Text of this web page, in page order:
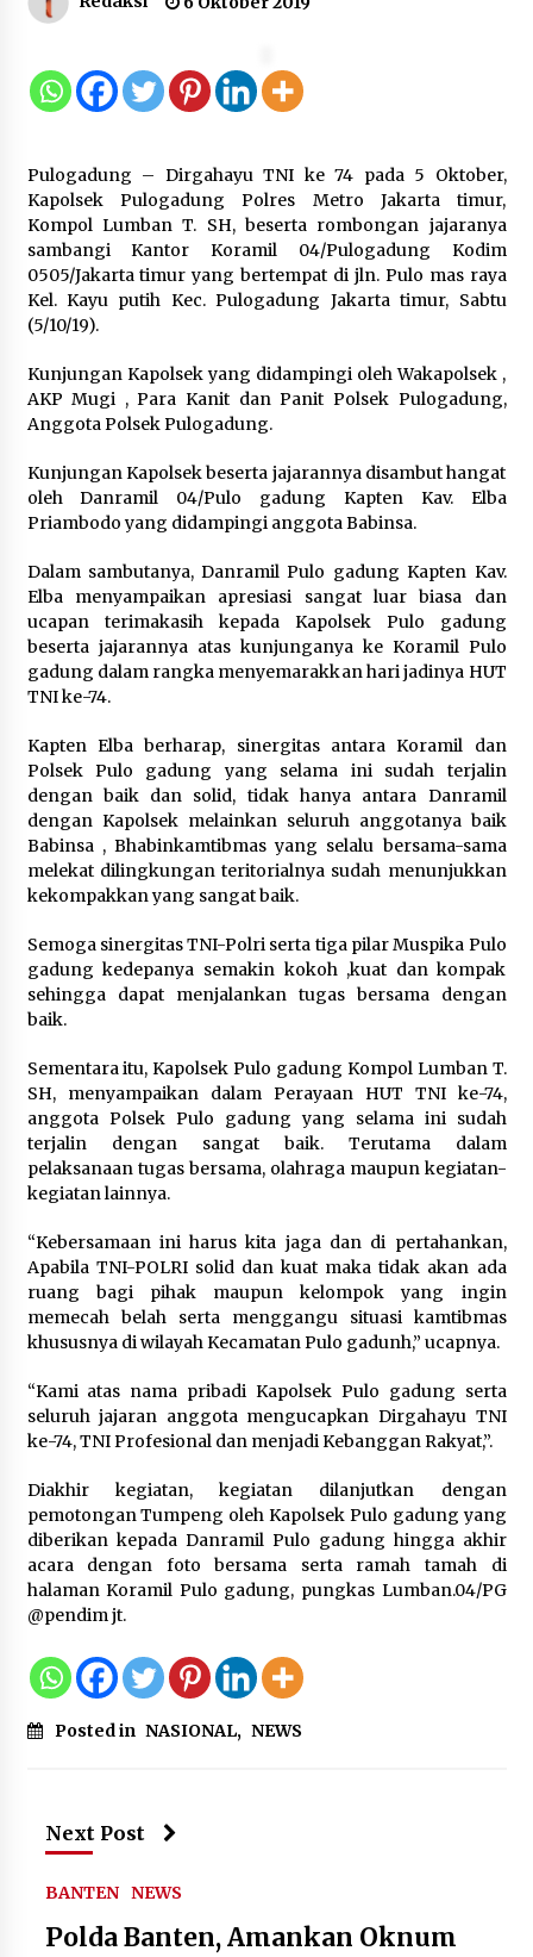
Kesehatan Gratis dan Skrining TB
Lanjutan
Kemenkum Malut Dorong
Perlindungan Hak Cipta Musik di Era
Digital, Sosialisasikan Pencatatan
Gratis dan Penguatan Royalti
6 Agustus 2026
Dikunjungi PWI, Wawan Fauzi: Peran
Media Bisa Berdampak Besar
hingga Fatal
Korupsi Rp5,49 Miliar: Sewa Pesawat
Fiktif, Eks VP Angkasa Pura Kargo
Ditahan
6 Agustus 2026
Listrik, Wapres Dorong Link and
Match Pendidikan–Industri
5 Agustus 2026
Marak Kecelakaan Kapal, Puan
Transportasi Laut
5 Agustus 2026
Di Forum Internasional Majelis
Persaudaraan Manusia, Megawati
Soekarnoputri Tegaskan
Kepemimpinan Perempuan Bukan
Dominasi, Tapi Merawat Dan
5 Agustus 2026
Jokowi Tetap Disambut Hangat di
NTT, Ahmad Ali: Karya dan
Pengabdiannya Masih Dirasakan
Masyarakat
5 Agustus 2026
Pulogadung – Dirgahayu TNI ke 74 pada 5 Oktober,
Kapolsek Pulogadung Polres Metro Jakarta timur,
Kompol Lumban T. SH, beserta rombongan jajaranya
sambangi Kantor Koramil 04/Pulogadung Kodim
0505/Jakarta timur yang bertempat di jln. Pulo mas raya
Kel. Kayu putih Kec. Pulogadung Jakarta timur, Sabtu
(5/10/19).
Kunjungan Kapolsek yang didampingi oleh Wakapolsek ,
AKP Mugi , Para Kanit dan Panit Polsek Pulogadung,
Anggota Polsek Pulogadung.
Kunjungan Kapolsek beserta jajarannya disambut hangat
oleh Danramil 04/Pulo gadung Kapten Kav. Elba
Priambodo yang didampingi anggota Babinsa.
Dalam sambutanya, Danramil Pulo gadung Kapten Kav.
Elba menyampaikan apresiasi sangat luar biasa dan
ucapan terimakasih kepada Kapolsek Pulo gadung
beserta jajarannya atas kunjunganya ke Koramil Pulo
gadung dalam rangka menyemarakkan hari jadinya HUT
TNI ke-74.
Kapten Elba berharap, sinergitas antara Koramil dan
Polsek Pulo gadung yang selama ini sudah terjalin
dengan baik dan solid, tidak hanya antara Danramil
dengan Kapolsek melainkan seluruh anggotanya baik
Babinsa , Bhabinkamtibmas yang selalu bersama-sama
melekat dilingkungan teritorialnya sudah menunjukkan
kekompakkan yang sangat baik.
Semoga sinergitas TNI-Polri serta tiga pilar Muspika Pulo
gadung kedepanya semakin kokoh ,kuat dan kompak
sehingga dapat menjalankan tugas bersama dengan
baik.
Sementara itu, Kapolsek Pulo gadung Kompol Lumban T.
SH, menyampaikan dalam Perayaan HUT TNI ke-74,
anggota Polsek Pulo gadung yang selama ini sudah
terjalin dengan sangat baik. Terutama dalam
pelaksanaan tugas bersama, olahraga maupun kegiatan-
kegiatan lainnya.
“Kebersamaan ini harus kita jaga dan di pertahankan,
Apabila TNI-POLRI solid dan kuat maka tidak akan ada
ruang bagi pihak maupun kelompok yang ingin
memecah belah serta menggangu situasi kamtibmas
khususnya di wilayah Kecamatan Pulo gadunh,” ucapnya.
“Kami atas nama pribadi Kapolsek Pulo gadung serta
seluruh jajaran anggota mengucapkan Dirgahayu TNI
ke-74, TNI Profesional dan menjadi Kebanggan Rakyat,”.
Diakhir kegiatan, kegiatan dilanjutkan dengan
pemotongan Tumpeng oleh Kapolsek Pulo gadung yang
diberikan kepada Danramil Pulo gadung hingga akhir
acara dengan foto bersama serta ramah tamah di
halaman Koramil Pulo gadung, pungkas Lumban.04/PG
@pendim jt.
Posted in NASIONAL, NEWS
Next Post
BANTEN NEWS
Polda Banten, Amankan Oknum